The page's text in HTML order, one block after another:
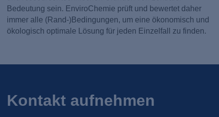
Bedeutung sein. EnviroChemie prüft und bewertet daher
immer alle (Rand-)Bedingungen, um eine ökonomisch und
ökologisch optimale Lösung für jeden Einzelfall zu finden.
Kontakt aufnehmen